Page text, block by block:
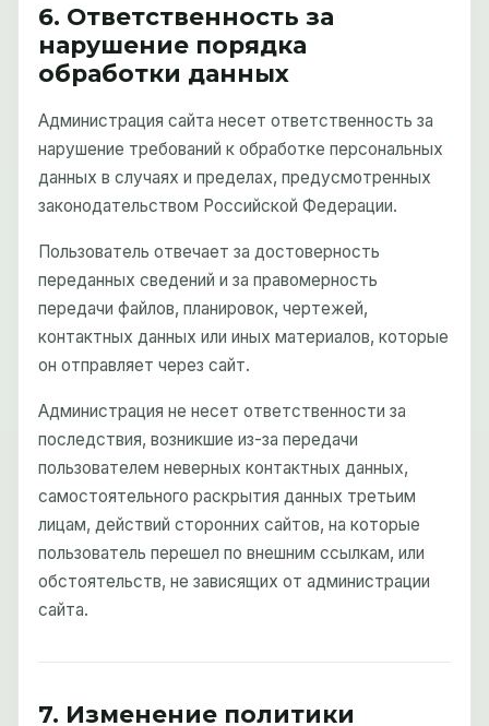
6. Ответственность за
нарушение порядка
обработки данных
Администрация сайта несет ответственность за
нарушение требований к обработке персональных
данных в случаях и пределах, предусмотренных
законодательством Российской Федерации.
Пользователь отвечает за достоверность
переданных сведений и за правомерность
передачи файлов, планировок, чертежей,
контактных данных или иных материалов, которые
он отправляет через сайт.
Администрация не несет ответственности за
последствия, возникшие из-за передачи
пользователем неверных контактных данных,
самостоятельного раскрытия данных третьим
лицам, действий сторонних сайтов, на которые
пользователь перешел по внешним ссылкам, или
обстоятельств, не зависящих от администрации
сайта.
7. Изменение политики